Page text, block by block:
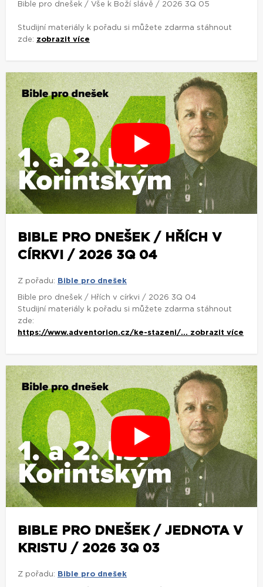
Bible pro dnešek / Vše k Boží slávě / 2026 3Q 05
Studijní materiály k pořadu si můžete zdarma stáhnout
zde: zobrazit více
BIBLE PRO DNEŠEK / HŘÍCH V
CÍRKVI / 2026 3Q 04
Z pořadu: Bible pro dnešek
Bible pro dnešek / Hřích v církvi / 2026 3Q 04
Studijní materiály k pořadu si můžete zdarma stáhnout
zde:
https://www.adventorion.cz/ke-stazeni/... zobrazit více
BIBLE PRO DNEŠEK / JEDNOTA V
KRISTU / 2026 3Q 03
Z pořadu: Bible pro dnešek